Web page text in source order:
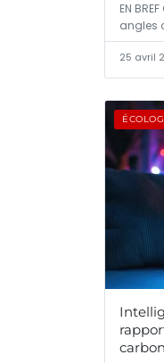
EN
angles
25 avril